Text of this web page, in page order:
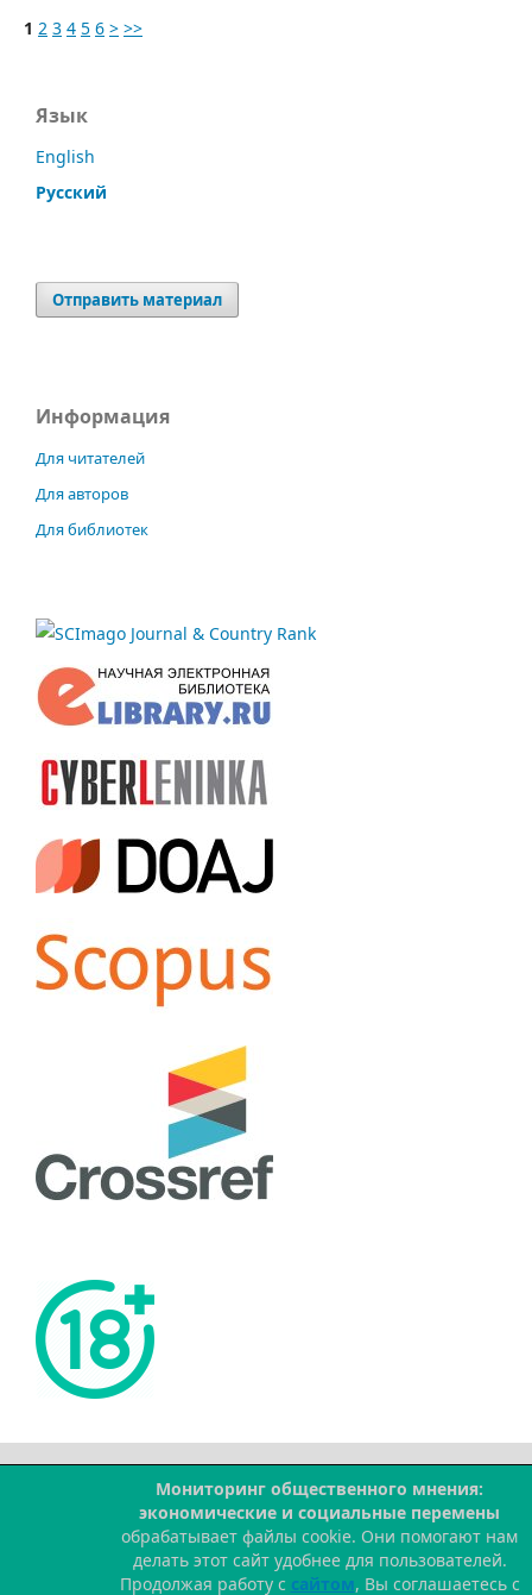
1 2 3 4 5 6 > >>
Язык
English
Русский
Отправить материал
Информация
Для читателей
Для авторов
Для библиотек
Мониторинг общественного мнения:
экономические и социальные перемены
обрабатывает файлы cookie. Они помогают нам
делать этот сайт удобнее для пользователей.
Продолжая работу с сайтом, Вы соглашаетесь с